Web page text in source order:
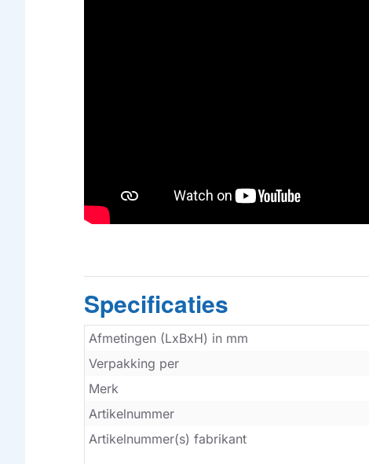
Specificaties
Afmetingen (LxBxH) in mm
Verpakking per
Merk
Artikelnummer
Artikelnummer(s) fabrikant